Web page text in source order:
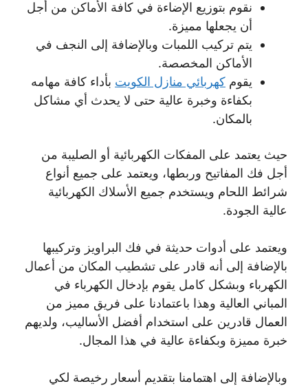
نقوم بتوزيع الإضاءة في كافة الأماكن من أجل
أن يجعلها مميزة.
يتم تركيب اللمبات وبالإضافة إلى النجف في
الأماكن المخصصة.
يقوم كهربائي منازل الكويت بأداء كافة مهامه
بكفاءة وخبرة عالية حتى لا يحدث أي مشاكل
بالمكان.
حيث يعتمد على المفكات الكهربائية أو الصليبة من
أجل فك المفاتيح وربطها، ويعتمد على جميع أنواع
شرائط اللحام ويستخدم جميع الأسلاك الكهربائية
عالية الجودة.
ويعتمد على أدوات حديثة في فك البراويز وتركيبها
بالإضافة إلى أنه قادر على تشطيب المكان من أعمال
الكهرباء وبشكل كامل يقوم بإدخال الكهرباء في
المباني العالية وهذا باعتمادنا على فريق مميز من
العمال قادرين على استخدام أفضل الأساليب، ولديهم
خبرة مميزة وبكفاءة عالية في هذا المجال.
وبالإضافة إلى اهتمامنا بتقديم أسعار رخيصة لكي